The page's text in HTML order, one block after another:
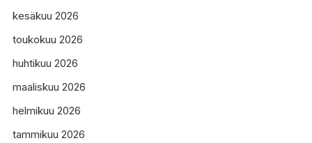
kesäkuu 2026
toukokuu 2026
huhtikuu 2026
maaliskuu 2026
helmikuu 2026
tammikuu 2026